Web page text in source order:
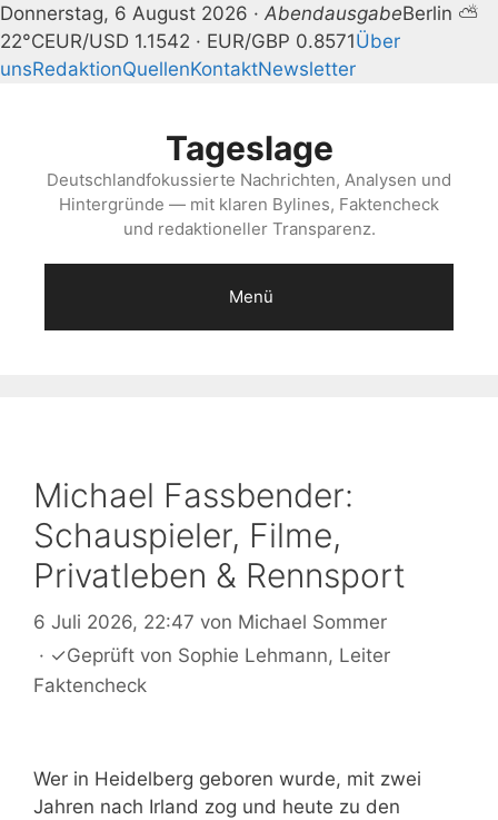
Donnerstag, 6 August 2026 · AbendausgabeBerlin ⛅
22°CEUR/USD 1.1542 · EUR/GBP 0.8571Über
unsRedaktionQuellenKontaktNewsletter
Tageslage
Deutschlandfokussierte Nachrichten, Analysen und
Hintergründe — mit klaren Bylines, Faktencheck
und redaktioneller Transparenz.
Menü
Michael Fassbender:
Schauspieler, Filme,
Privatleben & Rennsport
6 Juli 2026, 22:47 von Michael Sommer
· ✓Geprüft von Sophie Lehmann, Leiter
Faktencheck
Wer in Heidelberg geboren wurde, mit zwei
Jahren nach Irland zog und heute zu den